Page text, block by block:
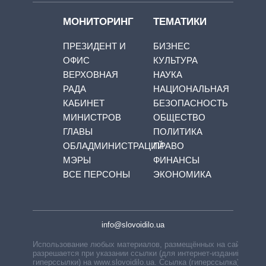
МОНИТОРИНГ
ПРЕЗИДЕНТ И
ОФИС
ВЕРХОВНАЯ
РАДА
КАБИНЕТ
МИНИСТРОВ
ГЛАВЫ
ОБЛАДМИНИСТРАЦИЙ
МЭРЫ
ВСЕ ПЕРСОНЫ
ТЕМАТИКИ
БИЗНЕС
КУЛЬТУРА
НАУКА
НАЦИОНАЛЬНАЯ
БЕЗОПАСНОСТЬ
ОБЩЕСТВО
ПОЛИТИКА
ПРАВО
ФИНАНСЫ
ЭКОНОМИКА
info@slovoidilo.ua
Использование любых материалов, размещённых на сайте,
разрешается при указании ссылки (для интернет-изданий —
гиперссылки) на www.slovoidilo.ua. Ссылка (гиперссылка)